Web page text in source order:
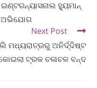
ହ୍ୟୁମାନ୍
ଅଭିଯୋଗ
Next Post
ମଧ୍ୟରାତ୍ରରୁ ଅନିର୍ଦ୍ଦିଷ୍ଟ
ଟ୍ରକ ଚଳାଚଳ ବନ୍ଦ